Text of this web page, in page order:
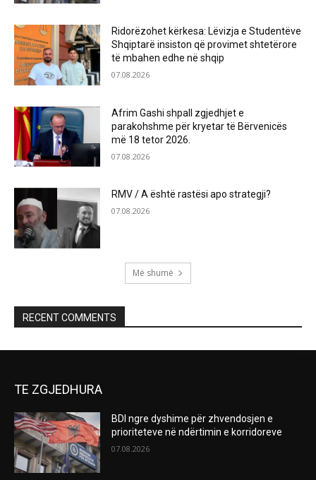
Ridorëzohet kërkesa: Lëvizja e Studentëve
Shqiptarë insiston që provimet shtetërore
të mbahen edhe në shqip
07.08.2026
Afrim Gashi shpall zgjedhjet e
parakohshme për kryetar të Bërvenicës
më 18 tetor 2026.
07.08.2026
RMV / A është rastësi apo strategji?
07.08.2026
Më shumë
RECENT COMMENTS
TE ZGJEDHURA
BDI ngre dyshime për zhvendosjen e
prioriteteve në ndërtimin e korridoreve
07.08.2026